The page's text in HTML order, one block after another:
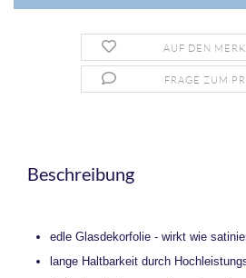
AUF DEN
FRAGE ZUM
Beschreibung
edle Glasdekorfolie - wirkt wie
lange Haltbarkeit durch